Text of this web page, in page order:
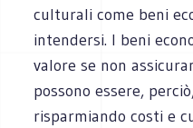
culturali come beni
intendersi. I beni
valore se non
possono essere,
risparmiando costi e